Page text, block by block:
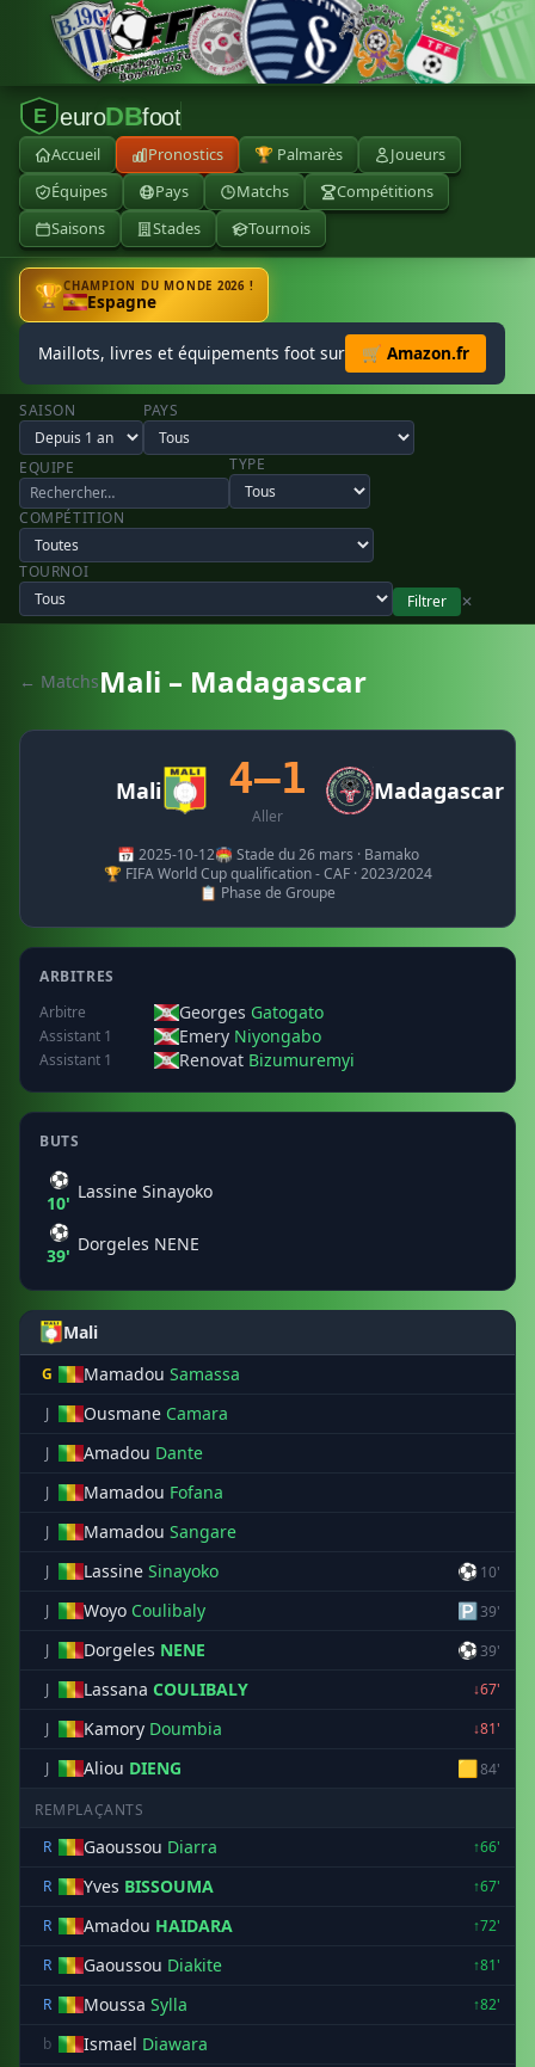
E euroDBfoot
Accueil Pronostics 🏆 Palmarès
Joueurs
Équipes
Pays Matchs
Compétitions
Saisons
Stades Tournois
🏆CHAMPION DU MONDE 2026 !
Espagne
Maillots, livres et équipements foot sur 🛒 Amazon.fr
SAISON PAYS
EQUIPE TYPE
COMPÉTITION
TOURNOI
Filtrer
✕
← MatchsMali – Madagascar
Mali 4–1
Aller
Madagascar
📅 2025-10-12🏟️ Stade du 26 mars · Bamako
🏆 FIFA World Cup qualification - CAF · 2023/2024
📋 Phase de Groupe
ARBITRES
Arbitre
Georges Gatogato
Assistant 1 Emery Niyongabo
Assistant 1 Renovat Bizumuremyi
BUTS
⚽
10'
Lassine Sinayoko
⚽
39'
Dorgeles NENE
Mali
G Mamadou Samassa
J Ousmane Camara
J Amadou Dante
J Mamadou Fofana
J Mamadou Sangare
J Lassine Sinayoko ⚽ 10'
J
Woyo Coulibaly 🅿39'
J
Dorgeles NENE ⚽39'
J
Lassana COULIBALY
↓67'
J
Kamory Doumbia
↓81'
J
Aliou DIENG 🟨84'
REMPLAÇANTS
R
Gaoussou Diarra
↑66'
R
Yves BISSOUMA
↑67'
R
Amadou HAIDARA
↑72'
R
Gaoussou Diakite
↑81'
R
Moussa Sylla
↑82'
b
Ismael Diawara